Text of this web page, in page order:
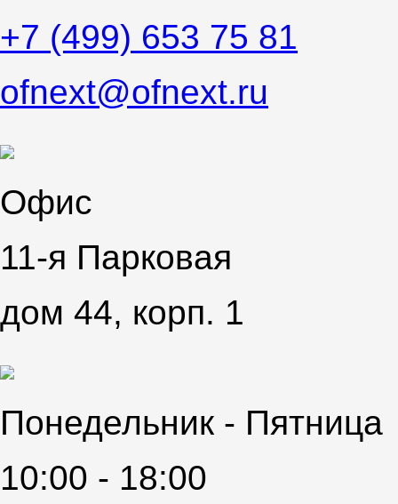
+7 (499) 653 75 81
ofnext@ofnext.ru
Офис
11-я Парковая
дом 44, корп. 1
Понедельник - Пятница
10:00 - 18:00